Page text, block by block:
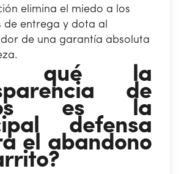
elimina el miedo a los
de entrega y dota al
de una garantía absoluta
qué la
de
es la
defensa
el abandono